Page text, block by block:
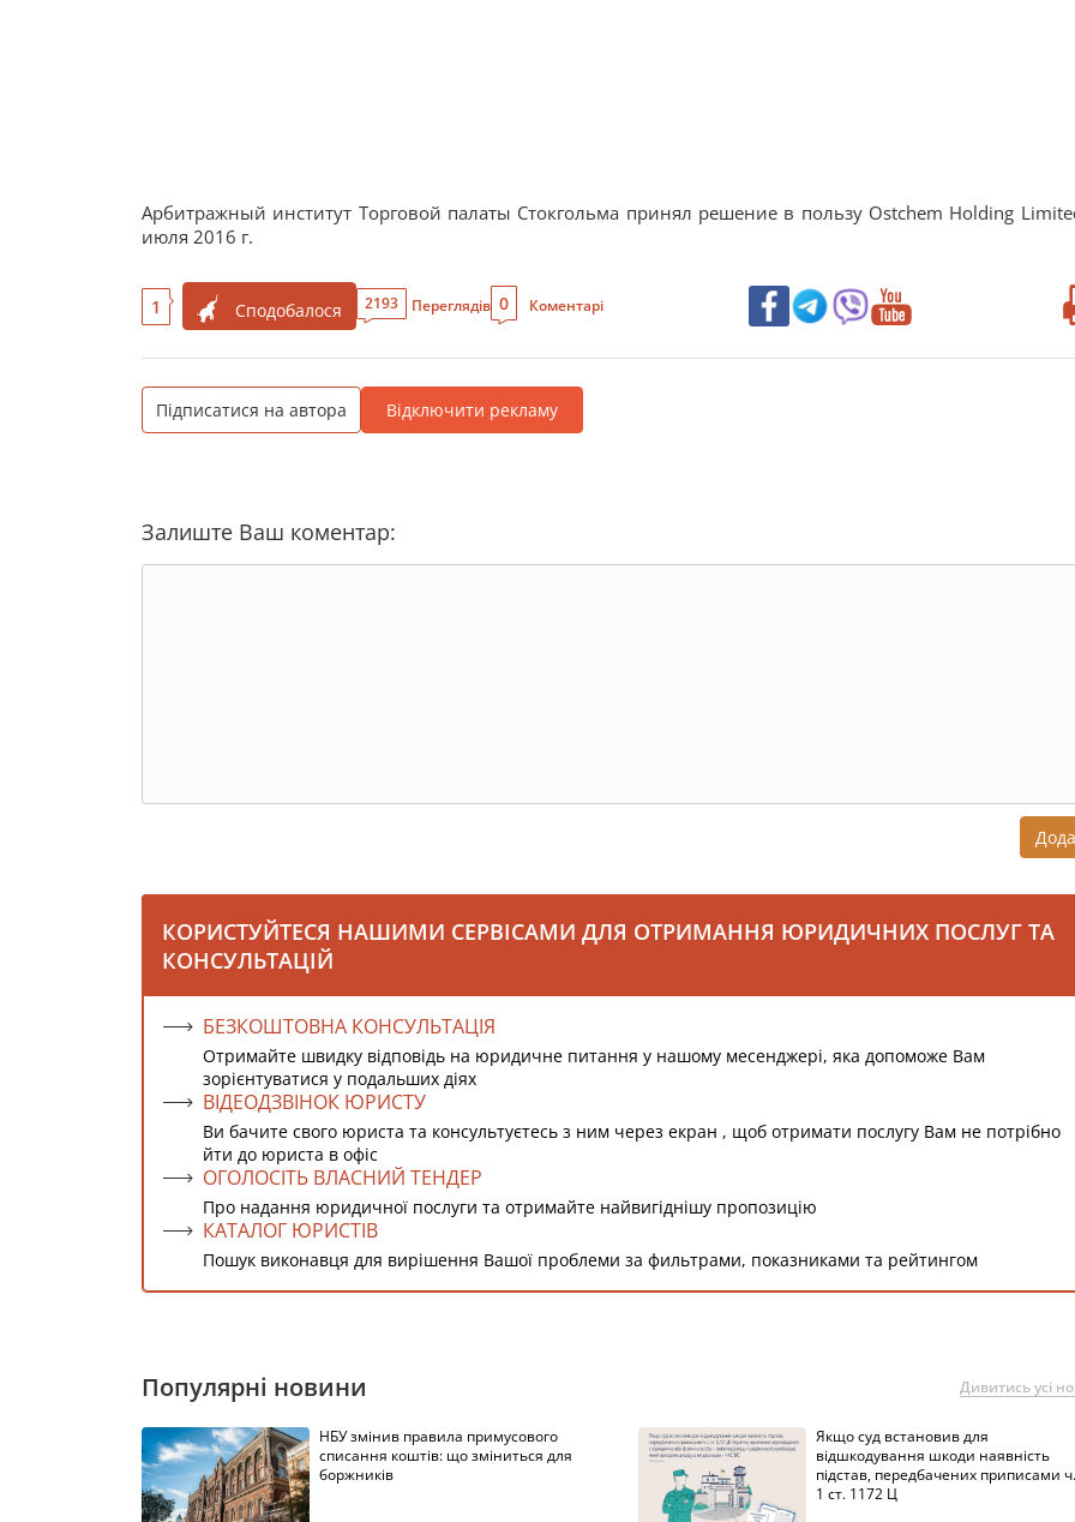
Арбитражный институт Торговой палаты Стокгольма принял решение в пользу Ostchem Holding
июля 2016 г.
1 Сподобалося 2193 Переглядів 0 Коментарі
Підписатися на автора Відключити рекламу
Залиште Ваш коментар:
КОРИСТУЙТЕСЯ НАШИМИ СЕРВІСАМИ ДЛЯ ОТРИМАННЯ ЮРИДИЧНИХ ПОСЛУГ ТА
КОНСУЛЬТАЦІЙ
БЕЗКОШТОВНА КОНСУЛЬТАЦІЯ
Отримайте швидку відповідь на юридичне питання у нашому месенджері, яка допоможе Вам
зорієнтуватися у подальших діях
ВІДЕОДЗВІНОК ЮРИСТУ
Ви бачите свого юриста та консультуєтесь з ним через екран , щоб отримати послугу Вам не потрібно
йти до юриста в офіс
ОГОЛОСІТЬ ВЛАСНИЙ ТЕНДЕР
Про надання юридичної послуги та отримайте найвигіднішу пропозицію
КАТАЛОГ ЮРИСТІВ
Пошук виконавця для вирішення Вашої проблеми за фильтрами, показниками та рейтингом
Популярні новини Дивитись усі
НБУ змінив правила примусового
списання коштів: що зміниться для
боржників
Якщо суд встановив для
відшкодування шкоди наявність
підстав, передбачених приписами ч.
1 ст. 1172 Ц